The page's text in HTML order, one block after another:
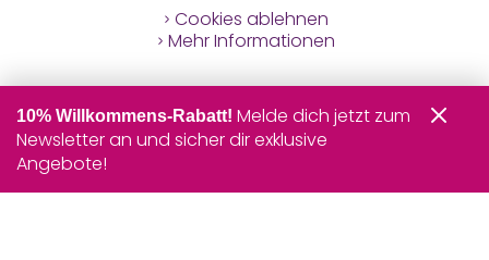
Cookies ablehnen
Mehr Informationen
10% Willkommens-Rabatt! Melde dich jetzt zum
Newsletter an und sicher dir exklusive
Angebote!